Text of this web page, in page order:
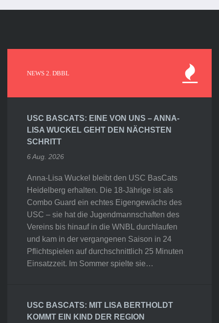
NEWS 2. DBBL
USC BASCATS: EINE VON UNS – ANNA-
LISA WUCKEL GEHT DEN NÄCHSTEN
SCHRITT
6 Aug. 2026
Anna-Lisa Wuckel bleibt den USC BasCats
Heidelberg erhalten. Die 18-Jährige ist als
Combo Guard ein echtes Eigengewächs des
USC – sie hat die Jugendmannschaften des
Vereins bis hinauf in die WNBL durchlaufen
und kam in der vergangenen Saison in 24
Pflichtspielen auf durchschnittlich 25 Minuten
Einsatzzeit. Im Sommer spielte sie…
USC BASCATS: MIT LISA BERTHOLDT
KOMMT EIN KIND DER REGION